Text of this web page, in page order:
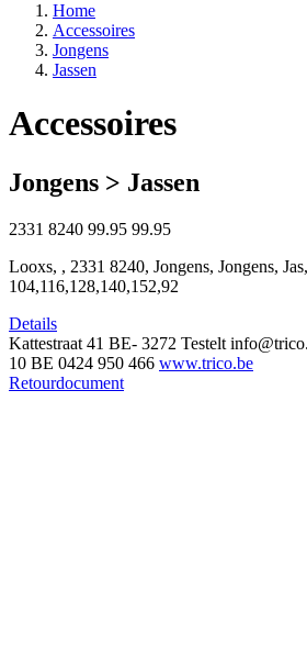
Home
Accessoires
Jongens
Jassen
Accessoires
Jongens > Jassen
2331 8240 99.95 99.95
Looxs, , 2331 8240, Jongens, Jongens,
104,116,128,140,152,92
Details
Kattestraat 41 BE- 3272 Testelt
10 BE 0424 950 466 www.trico.be
Retourdocument